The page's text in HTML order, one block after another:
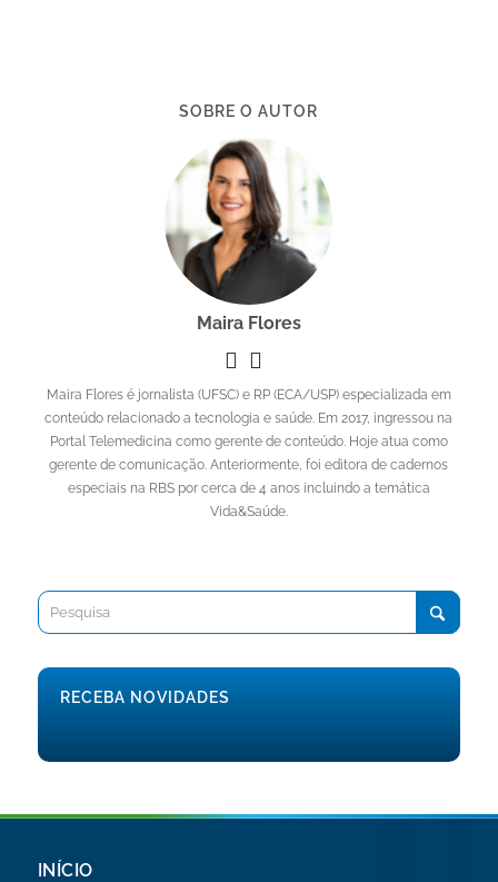
SOBRE O AUTOR
Maira Flores
Maira Flores é jornalista (UFSC) e RP (ECA/USP) especializada em
conteúdo relacionado a tecnologia e saúde. Em 2017, ingressou na
Portal Telemedicina como gerente de conteúdo. Hoje atua como
gerente de comunicação. Anteriormente, foi editora de cadernos
especiais na RBS por cerca de 4 anos incluindo a temática
Vida&Saúde.
RECEBA NOVIDADES
INÍCIO